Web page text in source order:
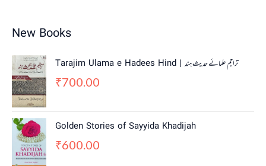
New Books
Tarajim Ulama e Hadees Hind | تراجم علمائے حديث ہند
₹700.00
Golden Stories of Sayyida Khadijah
₹600.00